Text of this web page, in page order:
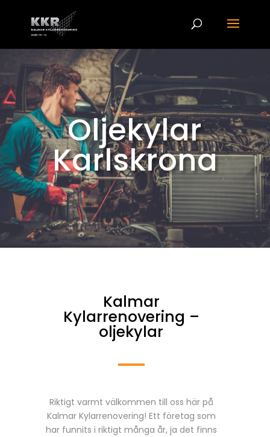
Oljekylar
Karlskrona
Kalmar
Kylarrenovering –
oljekylar
Riktigt varmt välkommen till oss här på
Kalmar Kylarrenovering! Ett företag som
har funnits i riktigt många år, ja det finns